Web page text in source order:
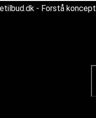
- Forstå